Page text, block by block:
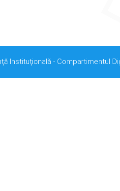
Instituţională - Compartimentul